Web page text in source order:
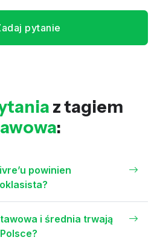
pytanie
z tagiem
:
powinien
i średnia trwają